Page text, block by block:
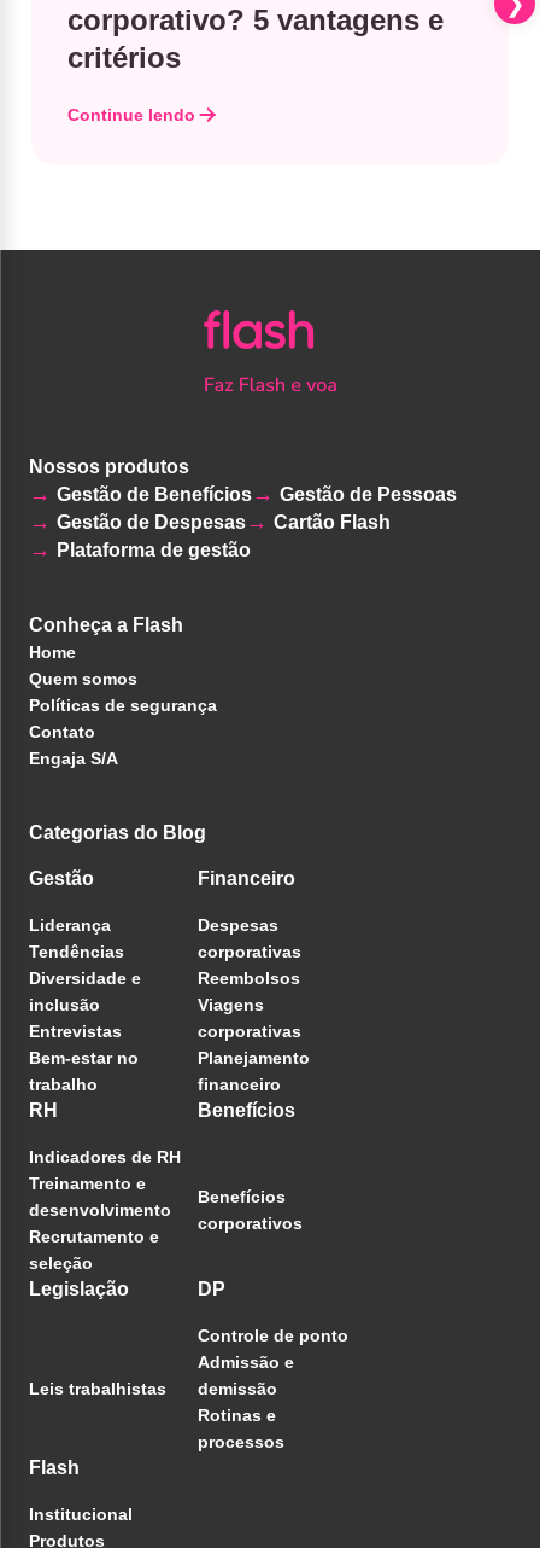
corporativo? 5 vantagens e
critérios
Continue lendo
Nossos produtos
Gestão de Benefícios
Gestão de Pessoas
Gestão de Despesas
Cartão Flash
Plataforma de gestão
Conheça a Flash
Home
Quem somos
Políticas de segurança
Contato
Engaja S/A
Categorias do Blog
Gestão
Liderança
Tendências
Diversidade e
inclusão
Entrevistas
Bem-estar no
trabalho
Financeiro
Despesas
corporativas
Reembolsos
Viagens
corporativas
Planejamento
financeiro
RH
Indicadores de RH
Treinamento e
desenvolvimento
Recrutamento e
seleção
Benefícios
Benefícios
corporativos
Legislação
Leis trabalhistas
DP
Controle de ponto
Admissão e
demissão
Rotinas e
processos
Flash
Institucional
Produtos